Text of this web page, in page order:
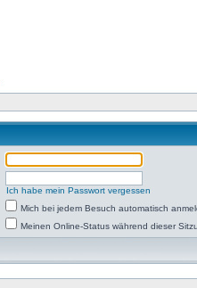
Ich habe mein Passwort vergessen
Mich bei jedem Besuch automatisch
Meinen Online-Status während dieser